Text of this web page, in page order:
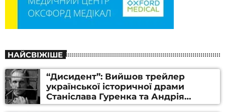
НАЙСВІЖІШЕ
“Дисидент”: Вийшов трейлер
української історичної драми
Станіслава Гуренка та Андрія
Алфьорова (ВІДЕО)